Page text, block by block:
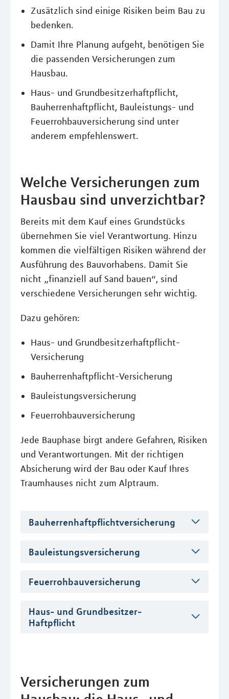
Zusätzlich sind einige Risiken beim Bau zu
bedenken.
Damit Ihre Planung aufgeht, benötigen Sie
die passenden Versicherungen zum
Hausbau.
Haus- und Grundbesitzerhaftpflicht,
Bauherrenhaftpflicht, Bauleistungs- und
Feuerrohbauversicherung sind unter
anderem empfehlenswert.
Welche Versicherungen zum
Hausbau sind unverzichtbar?
Bereits mit dem Kauf eines Grundstücks
übernehmen Sie viel Verantwortung. Hinzu
kommen die vielfältigen Risiken während der
Ausführung des Bauvorhabens. Damit Sie
nicht „finanziell auf Sand bauen“, sind
verschiedene Versicherungen sehr wichtig.
Dazu gehören:
Haus- und Grundbesitzerhaftpflicht-
Versicherung
Bauherrenhaftpflicht-Versicherung
Bauleistungsversicherung
Feuerrohbauversicherung
Jede Bauphase birgt andere Gefahren, Risiken
und Verantwortungen. Mit der richtigen
Absicherung wird der Bau oder Kauf Ihres
Traumhauses nicht zum Alptraum.
Bauherrenhaftpflichtversicherung
Bauleistungsversicherung
Feuerrohbauversicherung
Haus- und Grundbesitzer-
Haftpflicht
Versicherungen zum